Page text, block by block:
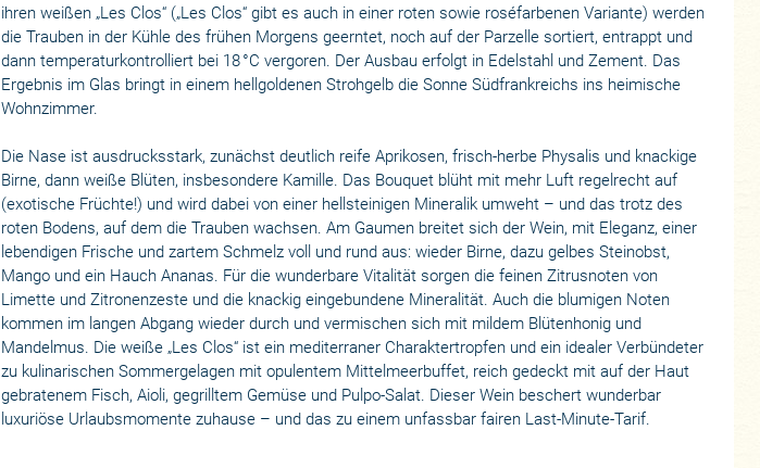
ihren weißen „Les Clos“ („Les Clos“ gibt es auch in einer roten sowie roséfarbenen Variante) werden
die Trauben in der Kühle des frühen Morgens geerntet, noch auf der Parzelle sortiert, entrappt und
dann temperaturkontrolliert bei 18 °C vergoren. Der Ausbau erfolgt in Edelstahl und Zement. Das
Ergebnis im Glas bringt in einem hellgoldenen Strohgelb die Sonne Südfrankreichs ins heimische
Wohnzimmer.
Die Nase ist ausdrucksstark, zunächst deutlich reife Aprikosen, frisch-herbe Physalis und knackige
Birne, dann weiße Blüten, insbesondere Kamille. Das Bouquet blüht mit mehr Luft regelrecht auf
(exotische Früchte!) und wird dabei von einer hellsteinigen Mineralik umweht – und das trotz des
roten Bodens, auf dem die Trauben wachsen. Am Gaumen breitet sich der Wein, mit Eleganz, einer
lebendigen Frische und zartem Schmelz voll und rund aus: wieder Birne, dazu gelbes Steinobst,
Mango und ein Hauch Ananas. Für die wunderbare Vitalität sorgen die feinen Zitrusnoten von
Limette und Zitronenzeste und die knackig eingebundene Mineralität. Auch die blumigen Noten
kommen im langen Abgang wieder durch und vermischen sich mit mildem Blütenhonig und
Mandelmus. Die weiße „Les Clos“ ist ein mediterraner Charaktertropfen und ein idealer Verbündeter
zu kulinarischen Sommergelagen mit opulentem Mittelmeerbuffet, reich gedeckt mit auf der Haut
gebratenem Fisch, Aioli, gegrilltem Gemüse und Pulpo-Salat. Dieser Wein beschert wunderbar
luxuriöse Urlaubsmomente zuhause – und das zu einem unfassbar fairen Last-Minute-Tarif.